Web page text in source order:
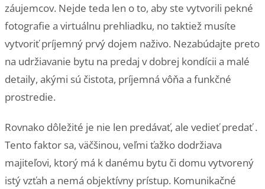
záujemcov. Nejde teda len o to, aby ste vytvorili pekné
fotografie a virtuálnu prehliadku, no taktiež musíte
vytvoriť príjemný prvý dojem naživo. Nezabúdajte preto
na udržiavanie bytu na predaj v dobrej kondícii a malé
detaily, akými sú čistota, príjemná vôňa a funkčné
prostredie.
Rovnako dôležité je nie len predávať, ale vedieť predať .
Tento faktor sa, väčšinou, veľmi ťažko dodržiava
majiteľovi, ktorý má k danému bytu či domu vytvorený
istý vzťah a nemá objektívny prístup. Komunikačné